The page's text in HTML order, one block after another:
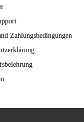
Zahlungsbedingungen